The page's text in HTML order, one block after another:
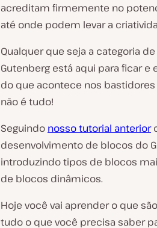
acreditam firmemente no
até onde podem levar a
Qualquer que seja a categoria
Gutenberg está aqui para ficar
do que acontece nos
não é tudo!
Seguindo nosso tutorial anterior
desenvolvimento de blocos do
introduzindo tipos de blocos
de blocos dinâmicos.
Hoje você vai aprender o que
tudo o que você precisa saber